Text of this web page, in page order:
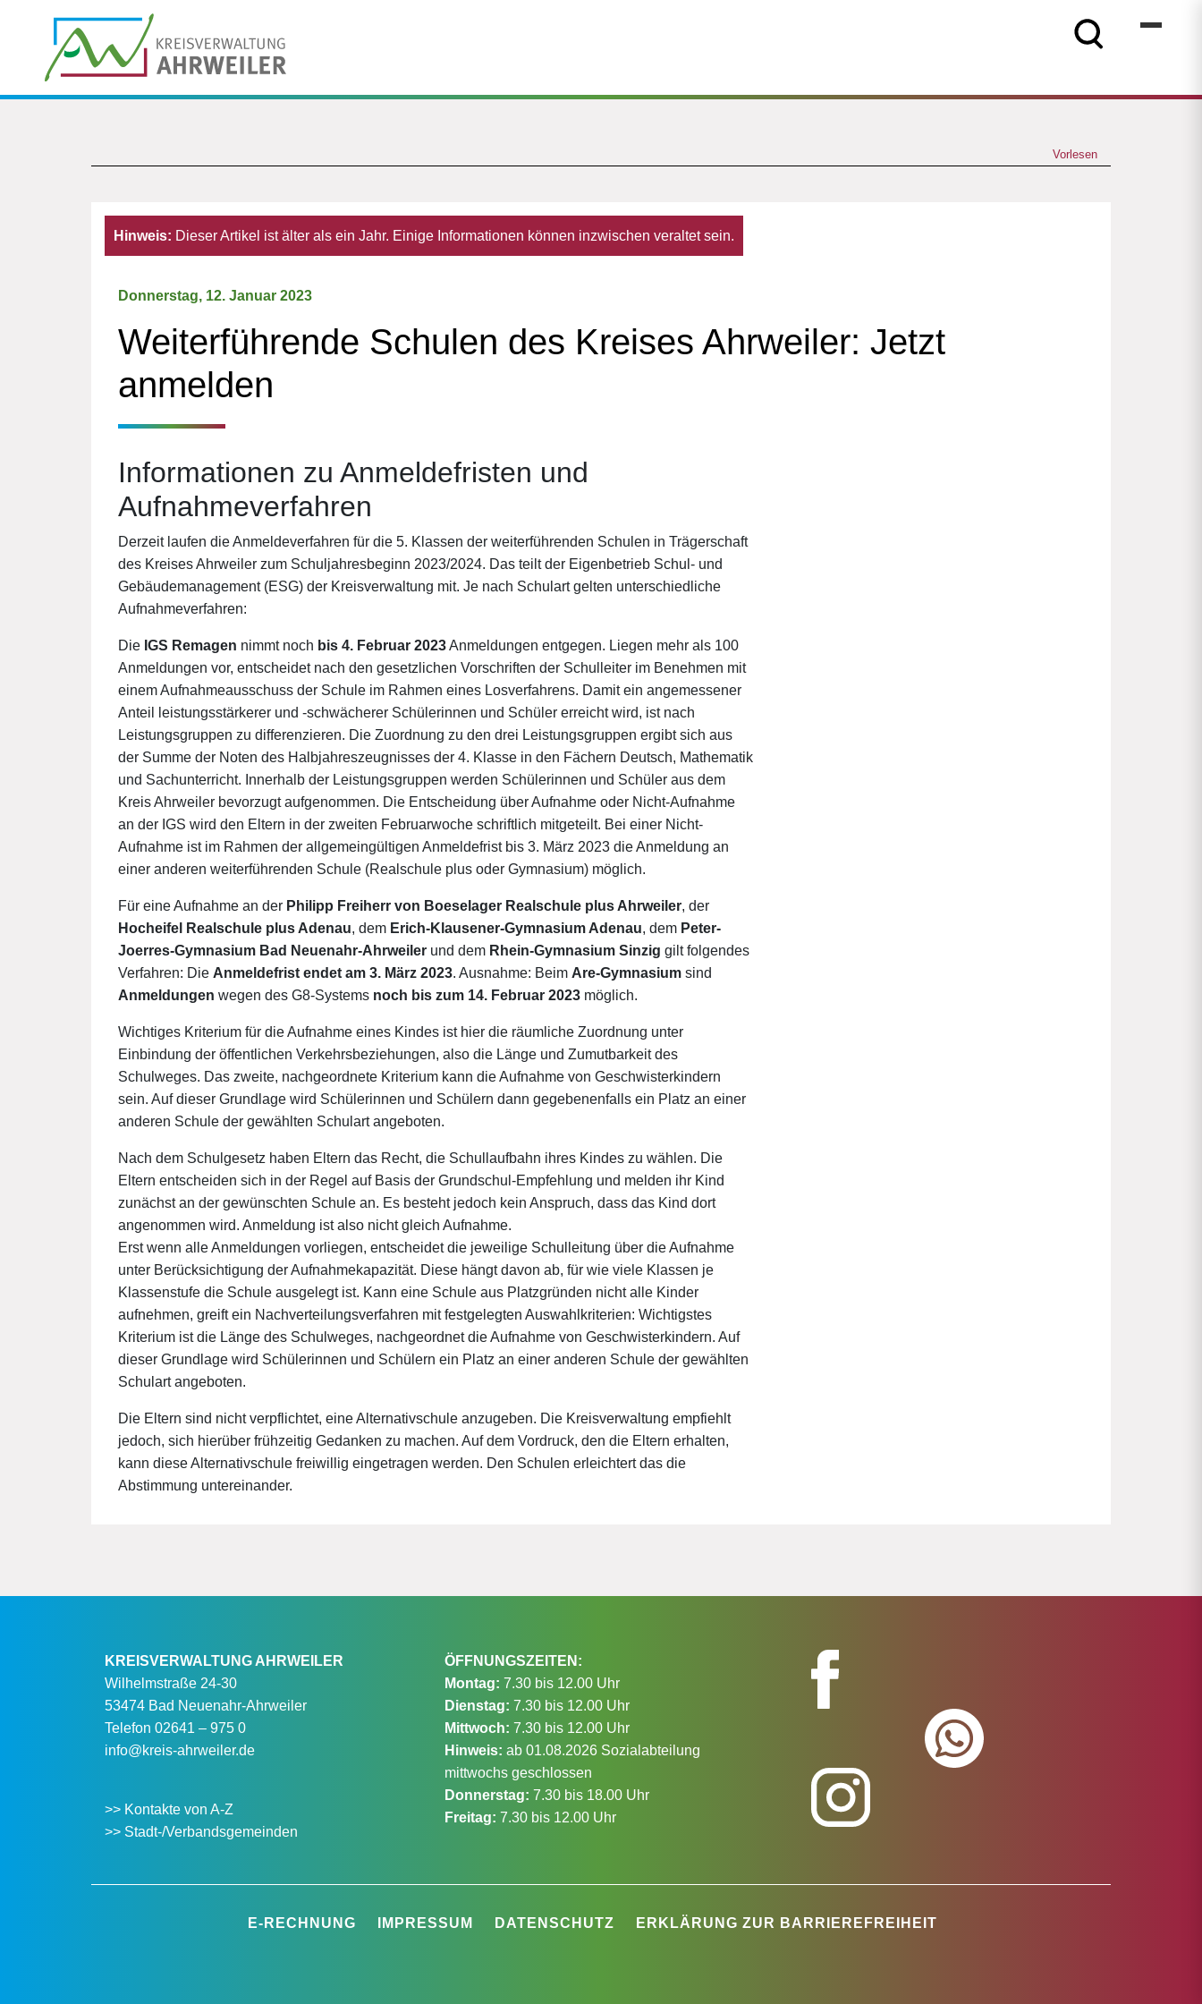
Vorlesen
Hinweis: Dieser Artikel ist älter als ein Jahr. Einige Informationen können inzwischen veraltet sein.
Donnerstag, 12. Januar 2023
Weiterführende Schulen des Kreises Ahrweiler: Jetzt
anmelden
Informationen zu Anmeldefristen und
Aufnahmeverfahren
Derzeit laufen die Anmeldeverfahren für die 5. Klassen der weiterführenden Schulen in Trägerschaft
des Kreises Ahrweiler zum Schuljahresbeginn 2023/2024. Das teilt der Eigenbetrieb Schul- und
Gebäudemanagement (ESG) der Kreisverwaltung mit. Je nach Schulart gelten unterschiedliche
Aufnahmeverfahren:
Die IGS Remagen nimmt noch bis 4. Februar 2023Anmeldungen entgegen. Liegen mehr als 100
Anmeldungen vor, entscheidet nach den gesetzlichen Vorschriften der Schulleiter im Benehmen mit
einem Aufnahmeausschuss der Schule im Rahmen eines Losverfahrens. Damit ein angemessener
Anteil leistungsstärkerer und -schwächerer Schülerinnen und Schüler erreicht wird, ist nach
Leistungsgruppen zu differenzieren. Die Zuordnung zu den drei Leistungsgruppen ergibt sich aus
der Summe der Noten des Halbjahreszeugnisses der 4. Klasse in den Fächern Deutsch, Mathematik
und Sachunterricht. Innerhalb der Leistungsgruppen werden Schülerinnen und Schüler aus dem
Kreis Ahrweiler bevorzugt aufgenommen. Die Entscheidung über Aufnahme oder Nicht-Aufnahme
an der IGS wird den Eltern in der zweiten Februarwoche schriftlich mitgeteilt. Bei einer Nicht-
Aufnahme ist im Rahmen der allgemeingültigen Anmeldefrist bis 3. März 2023 die Anmeldung an
einer anderen weiterführenden Schule (Realschule plus oder Gymnasium) möglich.
Für eine Aufnahme an der Philipp Freiherr von Boeselager Realschule plus Ahrweiler, der
Hocheifel Realschule plus Adenau, dem Erich-Klausener-Gymnasium Adenau, dem Peter-
Joerres-Gymnasium Bad Neuenahr-Ahrweiler und dem Rhein-Gymnasium Sinzig gilt folgendes
Verfahren: Die Anmeldefrist endet am 3. März 2023. Ausnahme: Beim Are-Gymnasium sind
Anmeldungen wegen des G8-Systems noch bis zum 14. Februar 2023 möglich.
Wichtiges Kriterium für die Aufnahme eines Kindes ist hier die räumliche Zuordnung unter
Einbindung der öffentlichen Verkehrsbeziehungen, also die Länge und Zumutbarkeit des
Schulweges. Das zweite, nachgeordnete Kriterium kann die Aufnahme von Geschwisterkindern
sein. Auf dieser Grundlage wird Schülerinnen und Schülern dann gegebenenfalls ein Platz an einer
anderen Schule der gewählten Schulart angeboten.
Nach dem Schulgesetz haben Eltern das Recht, die Schullaufbahn ihres Kindes zu wählen. Die
Eltern entscheiden sich in der Regel auf Basis der Grundschul-Empfehlung und melden ihr Kind
zunächst an der gewünschten Schule an. Es besteht jedoch kein Anspruch, dass das Kind dort
angenommen wird. Anmeldung ist also nicht gleich Aufnahme.
Erst wenn alle Anmeldungen vorliegen, entscheidet die jeweilige Schulleitung über die Aufnahme
unter Berücksichtigung der Aufnahmekapazität. Diese hängt davon ab, für wie viele Klassen je
Klassenstufe die Schule ausgelegt ist. Kann eine Schule aus Platzgründen nicht alle Kinder
aufnehmen, greift ein Nachverteilungsverfahren mit festgelegten Auswahlkriterien: Wichtigstes
Kriterium ist die Länge des Schulweges, nachgeordnet die Aufnahme von Geschwisterkindern. Auf
dieser Grundlage wird Schülerinnen und Schülern ein Platz an einer anderen Schule der gewählten
Schulart angeboten.
Die Eltern sind nicht verpflichtet, eine Alternativschule anzugeben. Die Kreisverwaltung empfiehlt
jedoch, sich hierüber frühzeitig Gedanken zu machen. Auf dem Vordruck, den die Eltern erhalten,
kann diese Alternativschule freiwillig eingetragen werden. Den Schulen erleichtert das die
Abstimmung untereinander.
KREISVERWALTUNG AHRWEILER
Wilhelmstraße 24-30
53474 Bad Neuenahr-Ahrweiler
Telefon 02641 – 975 0
info@kreis-ahrweiler.de
>> Kontakte von A-Z
>> Stadt-/Verbandsgemeinden
ÖFFNUNGSZEITEN:
Montag: 7.30 bis 12.00 Uhr
Dienstag: 7.30 bis 12.00 Uhr
Mittwoch: 7.30 bis 12.00 Uhr
Hinweis: ab 01.08.2026 Sozialabteilung
mittwochs geschlossen
Donnerstag: 7.30 bis 18.00 Uhr
Freitag: 7.30 bis 12.00 Uhr
E-RECHNUNG IMPRESSUM DATENSCHUTZ ERKLÄRUNG ZUR BARRIEREFREIHEIT